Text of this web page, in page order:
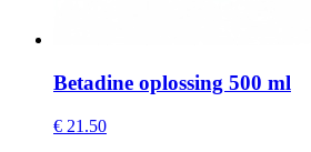
Betadine oplossing 500 ml
€ 21.50